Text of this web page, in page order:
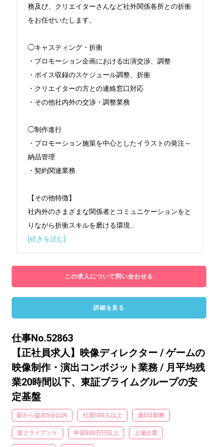
務及び、クリエイターさんなど社外関係各所との折衝
をお任せいたします。
◯キャスティング・折衝
・プロモーション企画における出演交渉、調整
・ボイス収録のスケジュール調整、折衝
・クリエイターの方との連絡窓口対応
・その他社内外の交渉・調整業務
◯制作進行
・プロモーション施策を中心としたイラストの発注～
納品管理
・契約関連業務
【その他特徴】
社内外のさまざまな関係者とコミュニケーションをと
りながら折衝スキルを磨ける環境
[続きを読む]
この求人について問い合わせる
詳細を見る
仕事No.52863
【正社員求人】映像ディレクター / ゲームの
映像制作・演出コンポジット業務 / 月平均残
業20時間以下、東証プライムグループの安
定基盤
駅から徒歩5分以内 社員100人以上 週5日勤務
直クライアント 年収500万円以上 上場企業